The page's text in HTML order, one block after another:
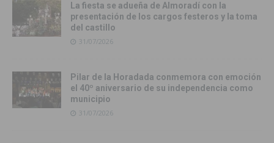
La fiesta se adueña de Almoradí con la
presentación de los cargos festeros y la toma
del castillo
31/07/2026
Pilar de la Horadada conmemora con emoción
el 40º aniversario de su independencia como
municipio
31/07/2026